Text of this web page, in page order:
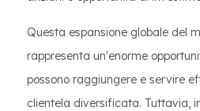
Questa espansione globale del
rappresenta un'enorme
possono raggiungere e servire
clientela diversificata. Tuttavia,